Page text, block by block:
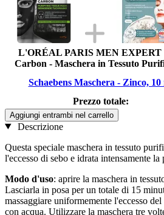
L'ORÉAL PARIS MEN EXPERT
Carbon - Maschera in Tessuto
Schaebens Maschera - Zinco, 10
Prezzo totale:
Aggiungi entrambi nel carrello
Descrizione
Questa speciale maschera in tessuto
l'eccesso di sebo e idrata intensamente la
Modo d'uso: aprire la maschera in
Lasciarla in posa per un totale di 15
massaggiare uniformemente l'eccesso
con acqua. Utilizzare la maschera tre